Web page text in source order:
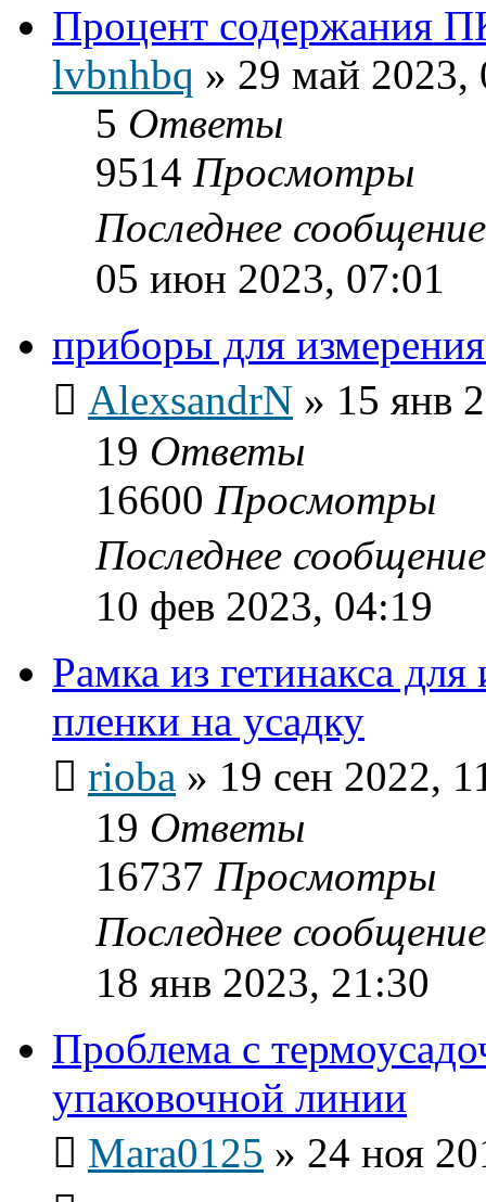
Процент содержания
lvbnhbq » 29 май 2023,
5 Ответы
9514 Просмотры
Последнее
05 июн 2023, 07:01
приборы для
AlexsandrN » 15 янв
19 Ответы
16600 Просмотры
Последнее
10 фев 2023, 04:19
Рамка из гетинакса
пленки на усадку
rioba » 19 сен 2022,
19 Ответы
16737 Просмотры
Последнее
18 янв 2023, 21:30
Проблема с
упаковочной линии
Mara0125 » 24 ноя